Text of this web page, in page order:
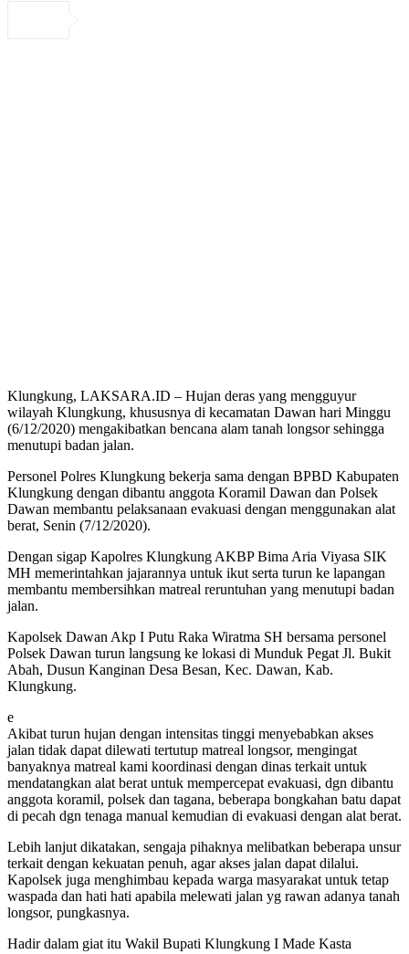
Klungkung, LAKSARA.ID – Hujan deras yang mengguyur
wilayah Klungkung, khususnya di kecamatan Dawan hari Minggu
(6/12/2020) mengakibatkan bencana alam tanah longsor sehingga
menutupi badan jalan.
Personel Polres Klungkung bekerja sama dengan BPBD Kabupaten
Klungkung dengan dibantu anggota Koramil Dawan dan Polsek
Dawan membantu pelaksanaan evakuasi dengan menggunakan alat
berat, Senin (7/12/2020).
Dengan sigap Kapolres Klungkung AKBP Bima Aria Viyasa SIK
MH memerintahkan jajarannya untuk ikut serta turun ke lapangan
membantu membersihkan matreal reruntuhan yang menutupi badan
jalan.
Kapolsek Dawan Akp I Putu Raka Wiratma SH bersama personel
Polsek Dawan turun langsung ke lokasi di Munduk Pegat Jl. Bukit
Abah, Dusun Kanginan Desa Besan, Kec. Dawan, Kab.
Klungkung.
e
Akibat turun hujan dengan intensitas tinggi menyebabkan akses
jalan tidak dapat dilewati tertutup matreal longsor, mengingat
banyaknya matreal kami koordinasi dengan dinas terkait untuk
mendatangkan alat berat untuk mempercepat evakuasi, dgn dibantu
anggota koramil, polsek dan tagana, beberapa bongkahan batu dapat
di pecah dgn tenaga manual kemudian di evakuasi dengan alat berat.
Lebih lanjut dikatakan, sengaja pihaknya melibatkan beberapa unsur
terkait dengan kekuatan penuh, agar akses jalan dapat dilalui.
Kapolsek juga menghimbau kepada warga masyarakat untuk tetap
waspada dan hati hati apabila melewati jalan yg rawan adanya tanah
longsor, pungkasnya.
Hadir dalam giat itu Wakil Bupati Klungkung I Made Kasta